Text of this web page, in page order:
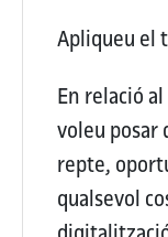
Apliqueu el
En relació al
voleu posar
repte,
qualsevol